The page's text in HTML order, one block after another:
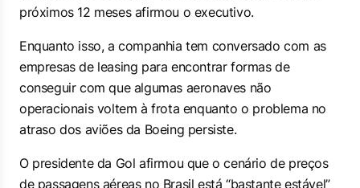
próximos 12 meses afirmou o executivo.
Enquanto isso, a companhia tem conversado com as
empresas de leasing para encontrar formas de
conseguir com que algumas aeronaves não
operacionais voltem à frota enquanto o problema no
atraso dos aviões da Boeing persiste.
O presidente da Gol afirmou que o cenário de preços
de passagens aéreas no Brasil está “bastante estável”